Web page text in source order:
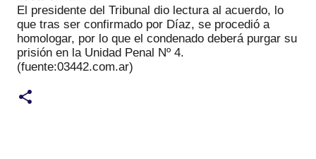
El presidente del Tribunal dio lectura al acuerdo, lo
que tras ser confirmado por Díaz, se procedió a
homologar, por lo que el condenado deberá purgar su
prisión en la Unidad Penal Nº 4.
(fuente:03442.com.ar)